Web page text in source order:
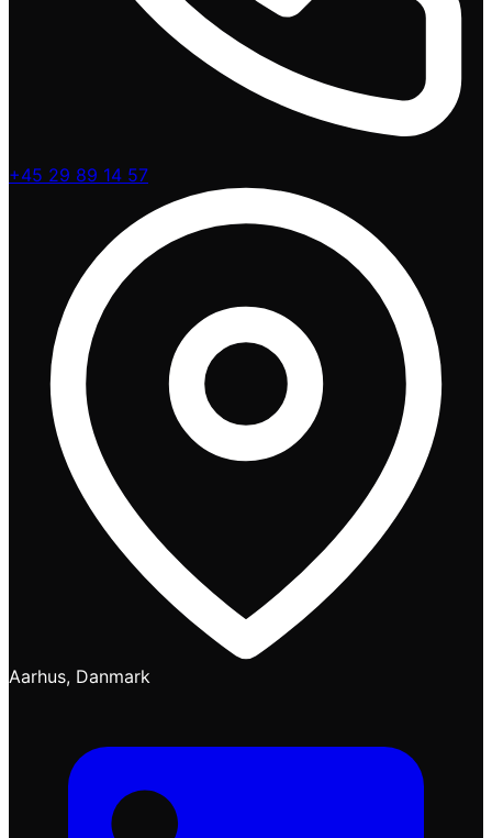
+45 29 89 14 57
Aarhus, Danmark